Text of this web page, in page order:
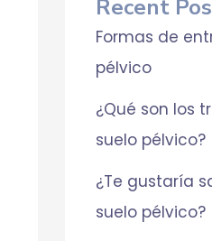
Recent
Formas de
pélvico
¿Qué son los
suelo pélvico?
¿Te gustaría
suelo pélvico?